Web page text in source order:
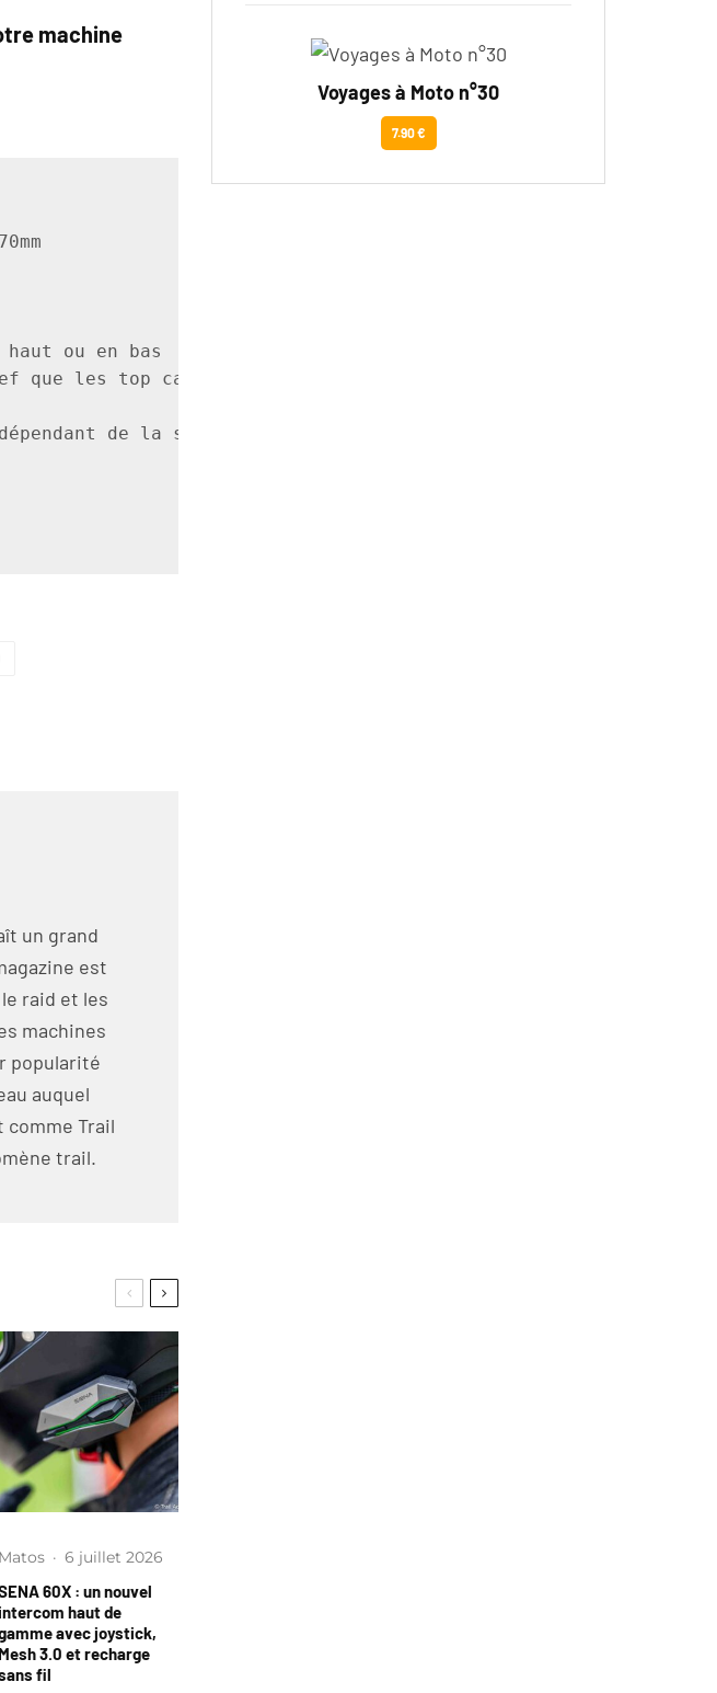
machine
ou en bas
que les top case/valises/sacs GIVI (acheter le SL105 kit)
un grand
est
raid et les
machines
popularité
auquel
Trail
trail.
Matos · 6 juillet 2026
60X : un nouvel
haut de
avec joystick,
Mesh 3.0 et recharge
fil
Voyages à Moto n°30
7.90 €